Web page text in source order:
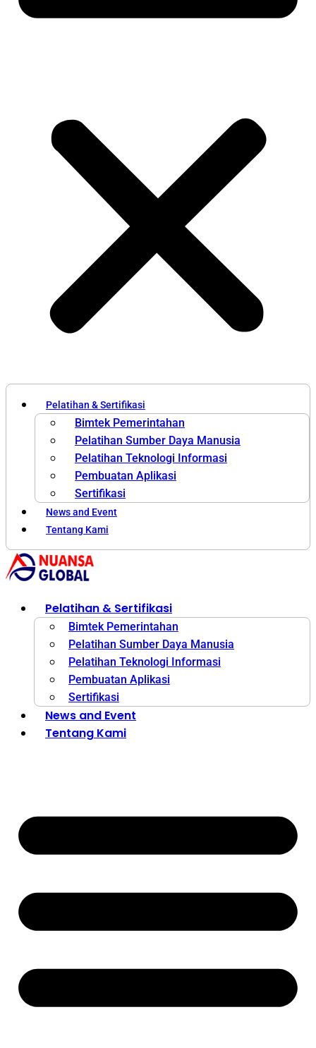
Pelatihan & Sertifikasi
Bimtek Pemerintahan
Pelatihan Sumber Daya Manusia
Pelatihan Teknologi Informasi
Pembuatan Aplikasi
Sertifikasi
News and Event
Tentang Kami
Pelatihan & Sertifikasi
Bimtek Pemerintahan
Pelatihan Sumber Daya Manusia
Pelatihan Teknologi Informasi
Pembuatan Aplikasi
Sertifikasi
News and Event
Tentang Kami